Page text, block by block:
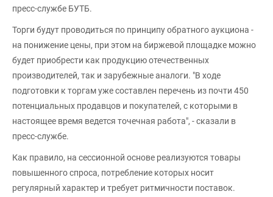
пресс-службе БУТБ.
Торги будут проводиться по принципу обратного аукциона -
на понижение цены, при этом на биржевой площадке можно
будет приобрести как продукцию отечественных
производителей, так и зарубежные аналоги. "В ходе
подготовки к торгам уже составлен перечень из почти 450
потенциальных продавцов и покупателей, с которыми в
настоящее время ведется точечная работа", - сказали в
пресс-службе.
Как правило, на сессионной основе реализуются товары
повышенного спроса, потребление которых носит
регулярный характер и требует ритмичности поставок.